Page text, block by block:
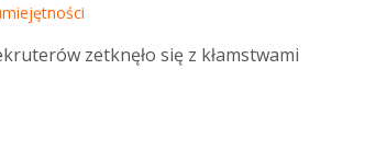
zetknęło się z kłamstwami